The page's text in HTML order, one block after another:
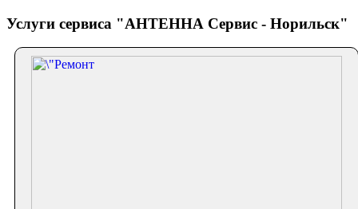
Услуги сервиса "АНТЕННА Сервис - Норильск"